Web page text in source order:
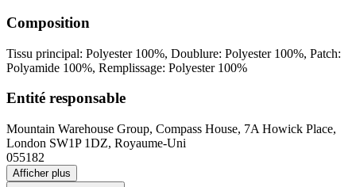
Composition
Tissu principal: Polyester 100%, Doublure: Polyester 100%, Patch:
Polyamide 100%, Remplissage: Polyester 100%
Entité responsable
Mountain Warehouse Group, Compass House, 7A Howick Place,
London SW1P 1DZ, Royaume-Uni
055182
Afficher plus